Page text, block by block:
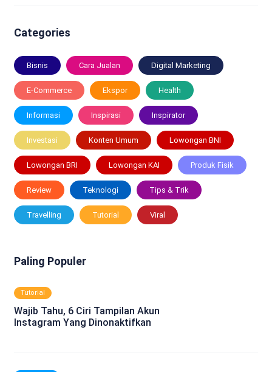
Categories
Bisnis Cara Jualan Digital Marketing
E-Commerce Ekspor Health
Informasi Inspirasi Inspirator
Investasi Konten Umum Lowongan BNI
Lowongan BRI Lowongan KAI Produk Fisik
Review Teknologi Tips & Trik
Travelling Tutorial Viral
Paling Populer
Tutorial
Wajib Tahu, 6 Ciri Tampilan Akun
Instagram Yang Dinonaktifkan